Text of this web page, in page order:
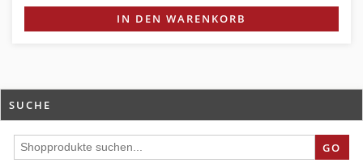
IN DEN WARENKORB
SUCHE
GO